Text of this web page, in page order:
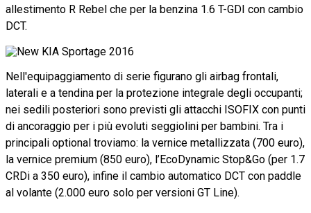
allestimento R Rebel che per la benzina 1.6 T-GDI con cambio
DCT.
Nell'equipaggiamento di serie figurano gli airbag frontali,
laterali e a tendina per la protezione integrale degli occupanti;
nei sedili posteriori sono previsti gli attacchi ISOFIX con punti
di ancoraggio per i più evoluti seggiolini per bambini. Tra i
principali optional troviamo: la vernice metallizzata (700 euro),
la vernice premium (850 euro), l’EcoDynamic Stop&Go (per 1.7
CRDi a 350 euro), infine il cambio automatico DCT con paddle
al volante (2.000 euro solo per versioni GT Line).